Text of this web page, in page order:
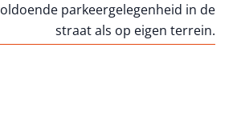
parkeergelegenheid in de
straat als op eigen terrein.